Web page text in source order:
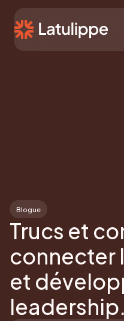
Blogue
Trucs et
connecter
et
leadership.